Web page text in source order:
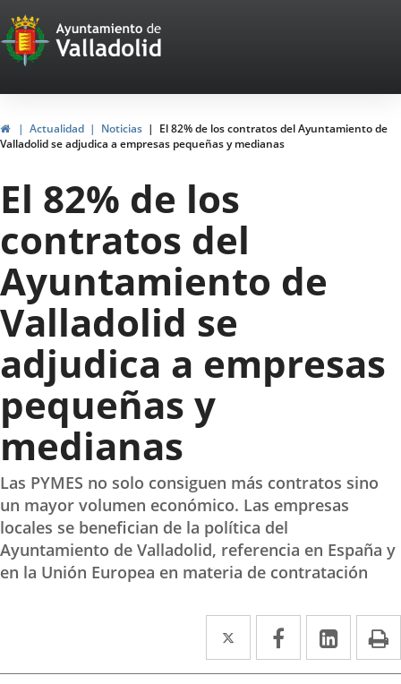
Portal
Web
del
Ayuntamiento
de
Valladolid
HomeActualidad Noticias
El 82% de los contratos del Ayuntamiento de
Valladolid se adjudica a empresas pequeñas y medianas
El 82% de los
contratos del
Ayuntamiento de
Valladolid se
adjudica a empresas
pequeñas y
medianas
Las PYMES no solo consiguen más contratos sino
un mayor volumen económico. Las empresas
locales se benefician de la política del
Ayuntamiento de Valladolid, referencia en España y
en la Unión Europea en materia de contratación
Twitter
Enlace
a
Facebook
Enlace
a
Enlace
a